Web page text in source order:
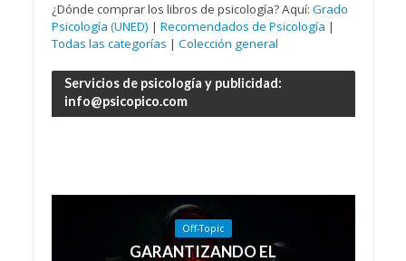
¿Dónde comprar los libros de psicología? Aquí: Grado
Psicología (UNED) | Recomendados de Psicología |
Todas las categorías | Colección general
Servicios de psicología y publicidad:
info@psicopico.com
Off-Topic
GARANTIZANDO EL